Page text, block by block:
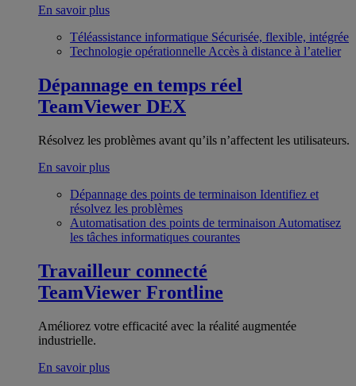
En savoir plus
Téléassistance informatique Sécurisée, flexible, intégrée
Technologie opérationnelle Accès à distance à l’atelier
Dépannage en temps réel
TeamViewer DEX
Résolvez les problèmes avant qu’ils n’affectent les utilisateurs.
En savoir plus
Dépannage des points de terminaison Identifiez et
résolvez les problèmes
Automatisation des points de terminaison Automatisez
les tâches informatiques courantes
Travailleur connecté
TeamViewer Frontline
Améliorez votre efficacité avec la réalité augmentée
industrielle.
En savoir plus